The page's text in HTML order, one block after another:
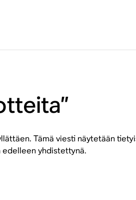
Tämä viesti näytetään
edelleen yhdistettynä.